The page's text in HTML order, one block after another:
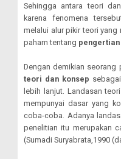
Sehingga antara teori
karena fenomena
melalui alur pikir teori yang
paham tentang
Dengan demikian seorang
teori dan konsep
lebih lanjut. Landasan
mempunyai dasar yang
coba-coba. Adanya
penelitian itu merupakan
(Sumadi Suryabrata,1990